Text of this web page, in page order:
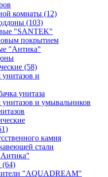
комнаты (12)
(103)
"SANTEK"
покрытием
"Антика"
(58)
и
унитаза
и умывальников
камня
стали
(64)
"AQUADREAM"